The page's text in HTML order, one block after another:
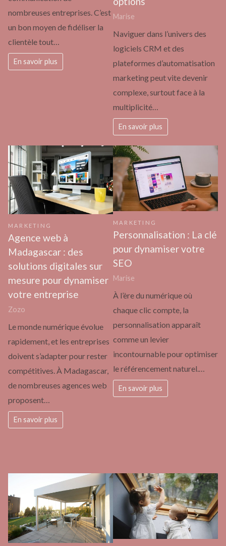
nombreuses entreprises. C’est
un bon moyen de fidéliser la
clientèle tout…
En savoir plus
Marise
Naviguer dans l’univers des
logiciels CRM et des
plateformes d’automatisation
marketing peut vite devenir
complexe, surtout face à la
multiplicité…
En savoir plus
MARKETING
Agence web à
Madagascar : des
solutions digitales sur
mesure pour dynamiser
votre entreprise
Zozo
Le monde numérique évolue
rapidement, et les entreprises
doivent s’adapter pour rester
compétitives. À Madagascar,
de nombreuses agences web
proposent…
En savoir plus
MARKETING
Personnalisation : La clé
pour dynamiser votre
SEO
Marise
À l’ère du numérique où
chaque clic compte, la
personnalisation apparaît
comme un levier
incontournable pour optimiser
le référencement naturel.…
En savoir plus